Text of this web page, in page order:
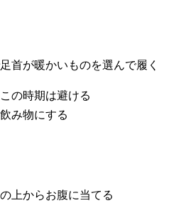
首が暖かいものを選んで履く
の時期は避ける
み物にする
上からお腹に当てる